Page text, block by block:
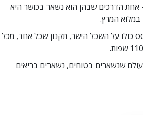
– אחת הדרכים שבהן הוא נשאר בכושר היא
במלוא המרץ.
כולו על השכל הישר, תקנון שכל אחד, מכל
שנשארים בטוחים, נשארים בריאים